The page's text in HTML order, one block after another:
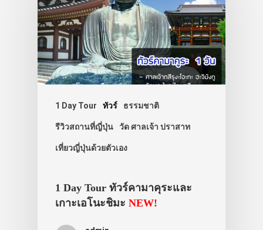
1 Day Tour ทัวร์ ธรรมชาติ
รีวิวสถานที่ญี่ปุ่น วัด ศาลเจ้า ปราสาท
เที่ยวญี่ปุ่นด้วยตัวเอง
1 Day Tour ทัวร์คามาคุระและ
เกาะเอโนะชิมะ NEW!